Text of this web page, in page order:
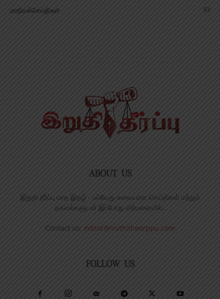
மாநிலச்செய்திகள்
53
ABOUT US
இறுதி தீர்ப்பு மாத இதழ் - பல்வேறு சுவையான செய்திகள் மற்றும்
தகவல்களுடன் இப்போது விற்பனையில்..
Contact us: editor@iruthitheerppu.com
FOLLOW US